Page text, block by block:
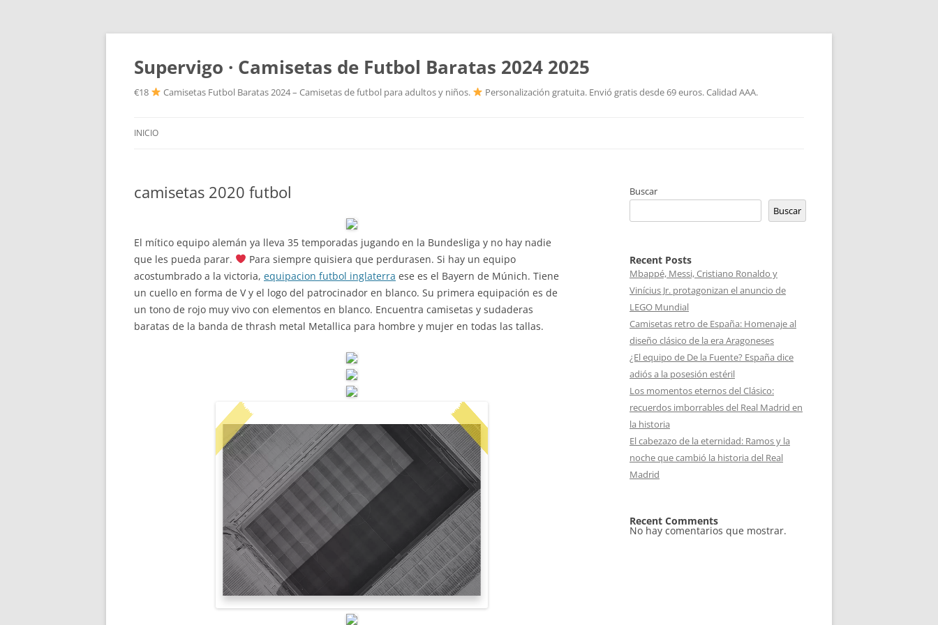
Supervigo · Camisetas de Futbol Baratas 2024 2025
€18 Camisetas Futbol Baratas 2024 – Camisetas de futbol para adultos y niños. Personalización gratuita. Envió gratis desde 69 euros. Calidad AAA.
INICIO
camisetas 2020 futbol
El mítico equipo alemán ya lleva 35 temporadas jugando en la Bundesliga y no hay nadie
que les pueda parar.
Para siempre quisiera que perdurasen. Si hay un equipo
acostumbrado a la victoria, equipacion futbol inglaterra ese es el Bayern de Múnich. Tiene
un cuello en forma de V y el logo del patrocinador en blanco. Su primera equipación es de
un tono de rojo muy vivo con elementos en blanco. Encuentra camisetas y sudaderas
baratas de la banda de thrash metal Metallica para hombre y mujer en todas las tallas.
Buscar
Buscar
Recent Posts
Mbappé, Messi, Cristiano Ronaldo y
Vinícius Jr. protagonizan el anuncio de
LEGO Mundial
Camisetas retro de España: Homenaje al
diseño clásico de la era Aragoneses
¿El equipo de De la Fuente? España dice
adiós a la posesión estéril
Los momentos eternos del Clásico:
recuerdos imborrables del Real Madrid en
la historia
El cabezazo de la eternidad: Ramos y la
noche que cambió la historia del Real
Madrid
Recent Comments
No hay comentarios que mostrar.